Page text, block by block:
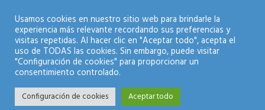
Modo Nocturno
Usamos cookies en nuestro sitio web para brindarle la
experiencia más relevante recordando sus preferencias y
visitas repetidas. Al hacer clic en "Aceptar todo", acepta el
uso de TODAS las cookies. Sin embargo, puede visitar
"Configuración de cookies" para proporcionar un
consentimiento controlado.
Configuración de cookies Aceptar todo